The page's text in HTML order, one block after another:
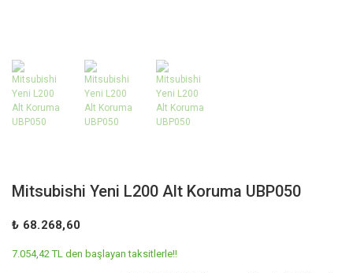
Mitsubishi Yeni L200 Alt Koruma UBP050
₺ 68.268,60
7.054,42 TL den başlayan taksitlerle!!